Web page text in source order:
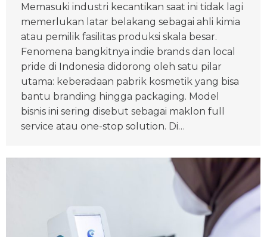
Memasuki industri kecantikan saat ini tidak lagi
memerlukan latar belakang sebagai ahli kimia
atau pemilik fasilitas produksi skala besar.
Fenomena bangkitnya indie brands dan local
pride di Indonesia didorong oleh satu pilar
utama: keberadaan pabrik kosmetik yang bisa
bantu branding hingga packaging. Model
bisnis ini sering disebut sebagai maklon full
service atau one-stop solution. Di…